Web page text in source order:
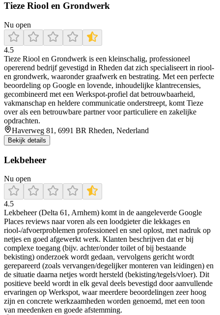
Tieze Riool en Grondwerk
Nu open
4.5
Tieze Riool en Grondwerk is een kleinschalig, professioneel
opererend bedrijf gevestigd in Rheden dat zich specialiseert in riool-
en grondwerk, waaronder graafwerk en bestrating. Met een perfecte
beoordeling op Google en lovende, inhoudelijke klantrecensies,
gecombineerd met een Werkspot-profiel dat betrouwbaarheid,
vakmanschap en heldere communicatie onderstreept, komt Tieze
over als een betrouwbare partner voor particuliere en zakelijke
opdrachten.
Haverweg 81, 6991 BR Rheden, Nederland
Bekijk details
Lekbeheer
Nu open
4.5
Lekbeheer (Delta 61, Arnhem) komt in de aangeleverde Google
Places reviews naar voren als een loodgieter die lekkages en
riool-/afvoerproblemen professioneel en snel oplost, met nadruk op
netjes en goed afgewerkt werk. Klanten beschrijven dat er bij
complexe toegang (bijv. achter/onder toilet of bij bestaande
bekisting) onderzoek wordt gedaan, vervolgens gericht wordt
gerepareerd (zoals vervangen/degelijker monteren van leidingen) en
de situatie daarna netjes wordt hersteld (bekisting/tegels/vloer). Dit
positieve beeld wordt in elk geval deels bevestigd door aanvullende
ervaringen op Werkspot, waar meerdere beoordelingen zeer hoog
zijn en concrete werkzaamheden worden genoemd, met een toon
van meedenken en goede afstemming.